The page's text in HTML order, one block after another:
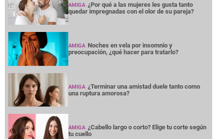
AMIGA ¿Por qué a las mujeres les gusta tanto
quedar impregnadas con el olor de su pareja?
AMIGA Noches en vela por insomnio y
preocupación, ¿qué hacer para tratarlo?
AMIGA ¿Terminar una amistad duele tanto como
una ruptura amorosa?
AMIGA ¿Cabello largo o corto? Elige tu corte según
tu cuello